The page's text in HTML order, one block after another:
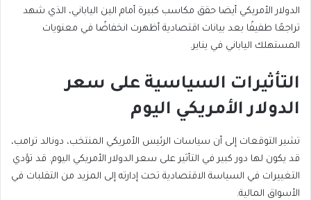
الدولار الأمريكي أيضا حقق مكاسب كبيرة أمام الين الياباني، الذي شهد
تراجعًا طفيفًا بعد بيانات اقتصادية أظهرت انخفاضًا في معنويات
المستهلك الياباني في يناير.
التأثيرات السياسية على سعر
الدولار الأمريكي اليوم
تشير التوقعات إلى أن سياسات الرئيس الأمريكي المنتخب، دونالد ترامب،
قد يكون لها دور كبير في التأثير على سعر الدولار الأمريكي اليوم. قد تؤدي
التغييرات في السياسة الاقتصادية تحت إدارته إلى المزيد من التقلبات في
الأسواق المالية.